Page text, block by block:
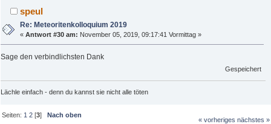
2019 (Gelesen 13069 mal)
speul
Re: Meteoritenkolloquium 2019
«Antwort #30 am: November 05, 2019, 09:17:41 Vormittag »
Sage den verbindlichsten Dank
Gespeichert
Lächle einfach - denn du kannst sie nicht alle töten
Seiten: 1 2 [3]Nach oben
« vorheriges nächstes »